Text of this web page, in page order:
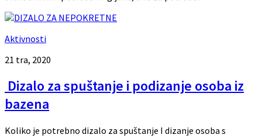
Aktivnosti
21 tra, 2020
Dizalo za spuštanje i podizanje osoba iz
bazena
Koliko je potrebno dizalo za spuštanje I dizanje osoba s